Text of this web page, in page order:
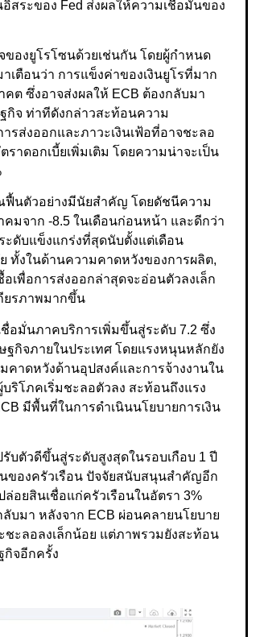
สระของ Fed ส่งผลให้ความเชื่อมั่นของ
องยูโรโซนด้วยเช่นกัน โดยผู้กำหนด
เตือนว่า การแข็งค่าของเงินยูโรที่มาก
คต ซึ่งอาจส่งผลให้ ECB ต้องกลับมา
กิจ ท่าทีดังกล่าวสะท้อนความ
รส่งออกและภาวะเงินเฟ้อที่อาจชะลอ
าดอกเบี้ยเพิ่มเติม โดยความน่าจะเป็น
นตัวอย่างมีนัยสำคัญ โดยดัชนีความ
มจาก -8.5 ในเดือนก่อนหน้า และดีกว่า
ดับแข็งแกร่งที่สุดนับตั้งแต่เดือน
ทั้งในด้านความคาดหวังของการผลิต,
เพื่อการส่งออกล่าสุดจะอ่อนตัวลงเล็ก
ยรภาพมากขึ้น
มั่นภาคบริการเพิ่มขึ้นสู่ระดับ 7.2 ซึ่ง
ฐกิจภายในประเทศ โดยแรงหนุนหลักยัง
คาดหวังด้านอุปสงค์และการจ้างงานใน
ริโภคเริ่มชะลอตัวลง สะท้อนถึงแรง
มีพื้นที่ในการดำเนินนโยบายการเงิน
ตัวดีขึ้นสู่ระดับสูงสุดในรอบเกือบ 1 ปี
ของครัวเรือน ปัจจัยสนับสนุนสำคัญอีก
อยสินเชื่อแก่ครัวเรือนในอัตรา 3%
บมา หลังจาก ECB ผ่อนคลายนโยบาย
ชะลอลงเล็กน้อย แต่ภาพรวมยังสะท้อน
กิจอีกครั้ง